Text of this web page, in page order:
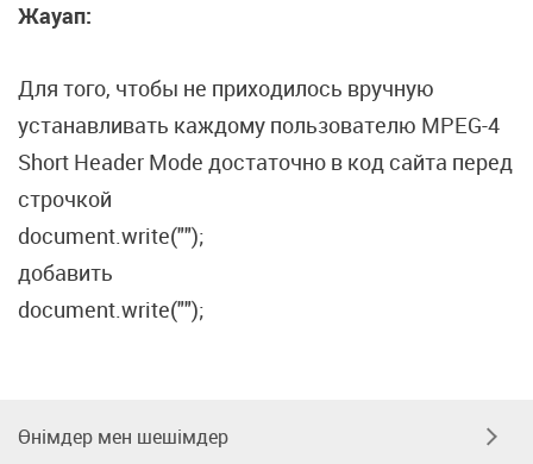
Жауап:
Для того, чтобы не приходилось вручную
устанавливать каждому пользователю MPEG-4
Short Header Mode достаточно в код сайта перед
строчкой
document.write("");
добавить
document.write("");
Өнімдер мен шешімдер